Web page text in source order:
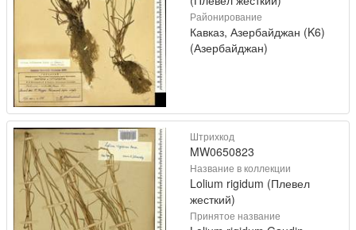
Районирование
Кавказ, Азербайджан (K6)
(Азербайджан)
Штрихкод
MW0650823
Название в коллекции
Lolium rigidum (Плевел
жесткий)
Принятое название